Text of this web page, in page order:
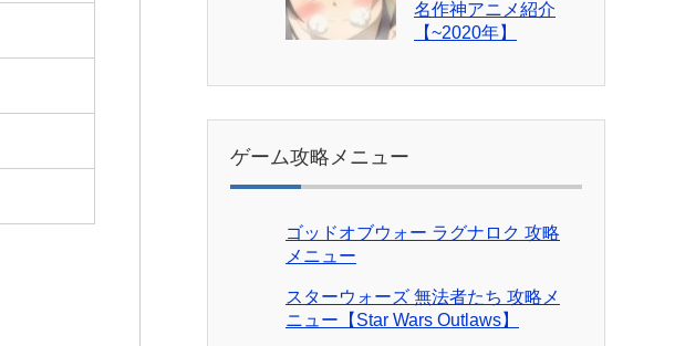
名作神アニメ紹介
【~2020年】
ゲーム攻略メニュー
ゴッドオブウォー ラグナロク 攻略
メニュー
スターウォーズ 無法者たち 攻略メ
ニュー【Star Wars Outlaws】